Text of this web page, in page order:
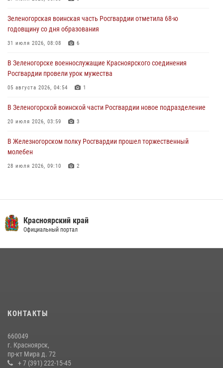
В Красноярске сотрудники Росгвардии задержали подозреваемого
в серии краж из супермаркета
04 августа 2026, 06:50
Военнослужащие Красноярского соединения Росгвардии
познакомили отдыхающих детей с тонкостями РХБ защиты
03 августа 2026, 13:12 2
Зеленогорская воинская часть Росгвардии отметила 68-ю
годовщину со дня образования
31 июля 2026, 08:08 6
В Зеленогорске военнослужащие Красноярского соединения
Росгвардии провели урок мужества
05 августа 2026, 04:54 1
В Зеленогорской воинской части Росгвардии новое подразделение
20 июля 2026, 03:59 3
В Железногорском полку Росгвардии прошел торжественный
молебен
28 июля 2026, 09:10 2
Железногорские росгвардецы получили в руки легендарное оружие
В Красноярском крае завершился военно-патриотический проект
Красноярскому краю.
10 июля 2026, 06:21
Красноярский край
Официальный портал
КОНТАКТЫ
660049
г. Красноярск,
пр-кт Мира д. 72
+ 7 (391) 222-15-45